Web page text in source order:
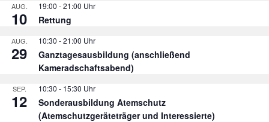
AUG.
10
19:00 -21:00
Rettung
AUG.
29
10:30 -21:00
Ganztagesausbildung (anschließend
Kameradschaftsabend)
SEP.
12
10:30 - 15:30
Sonderausbildung Atemschutz
(Atemschutzgeräteträger und Interessierte)